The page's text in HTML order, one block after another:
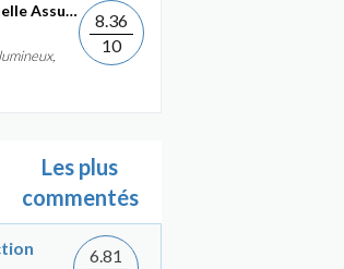
Licence Professionnelle Assurance, banque, finance :...
8.36
10
Les plus
commentés
6.81